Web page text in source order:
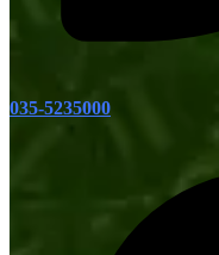
035-5235000